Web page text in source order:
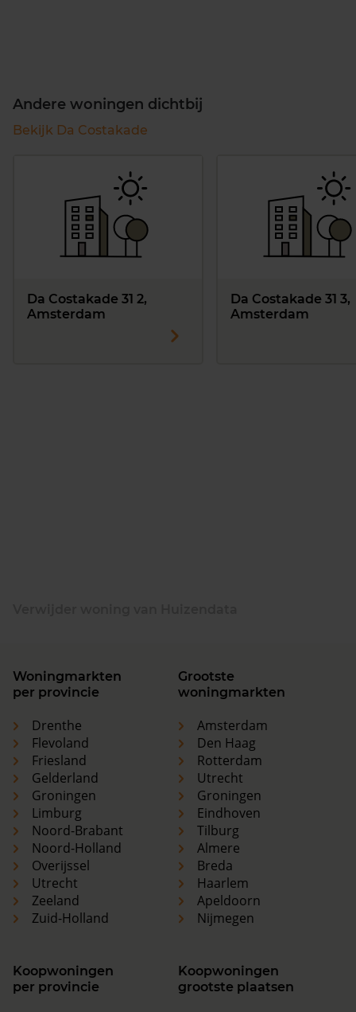
Andere woningen dichtbij
Bekijk Da Costakade
Da Costakade 31 2,
Amsterdam
Da Costakade 31 3,
Amsterdam
Woningmarkten
per provincie
Drenthe
Flevoland
Friesland
Gelderland
Groningen
Limburg
Noord-Brabant
Noord-Holland
Overijssel
Utrecht
Zeeland
Zuid-Holland
Grootste
woningmarkten
Amsterdam
Den Haag
Rotterdam
Utrecht
Groningen
Eindhoven
Tilburg
Almere
Breda
Haarlem
Apeldoorn
Nijmegen
Koopwoningen
per provincie
Koopwoningen
grootste plaatsen